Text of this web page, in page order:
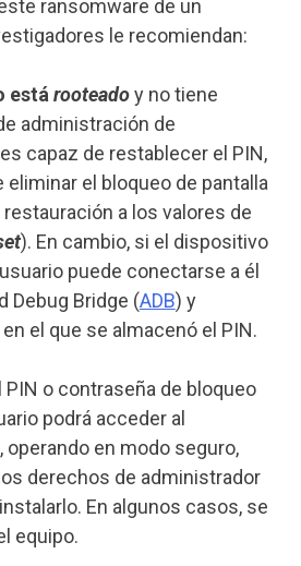
ransomware de un
le recomiendan:
está rooteadoy no tiene
administración de
capaz de restablecer el PIN,
eliminar el bloqueo de pantalla
a los valores de
). En cambio, si el dispositivo
puede conectarse a él
Debug Bridge (ADB) y
el que se almacenó el PIN.
PIN o contraseña de bloqueo
podrá acceder al
operando en modo seguro,
derechos de administrador
En algunos casos, se
equipo.